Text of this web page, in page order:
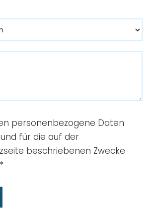
personenbezogene Daten
für die auf der
beschriebenen Zwecke